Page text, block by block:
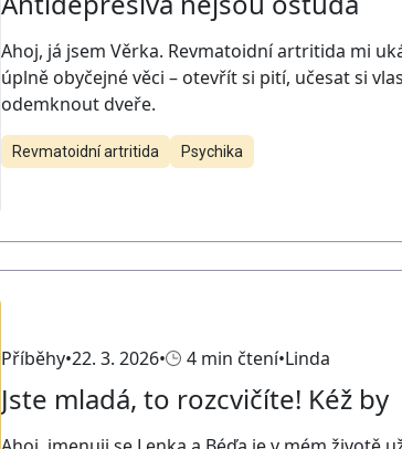
Ahoj, já jsem Věrka. Revmatoidní artritida mi
úplně obyčejné věci – otevřít si pití, učesat si
odemknout dveře.
Revmatoidní artritida Psychika
Příběhy 22. 3. 2026 4 min čtení Linda
Jste mladá, to rozcvičíte! Kéž by